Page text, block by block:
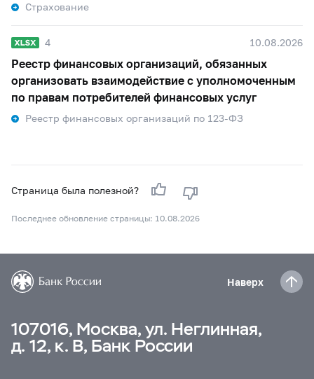
Страхование
4 10.08.2026
Реестр финансовых организаций, обязанных
организовать взаимодействие с уполномоченным
по правам потребителей финансовых услуг
Реестр финансовых организаций по 123-ФЗ
Страница была полезной?
Последнее обновление страницы: 10.08.2026
Наверх
107016, Москва, ул. Неглинная,
д. 12, к. В, Банк России